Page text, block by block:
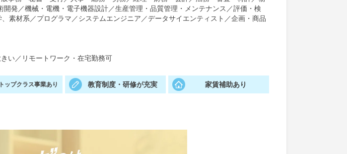
開発 ／機械・電機・電子機器設計／生産管理・品質管理・メンテナンス ／評価・検
、素材系 ／プログラマ ／システムエンジニア ／データサイエンティスト ／企画・商品
い／ リモートワーク・在宅勤務可
ップクラス事業あり 教育制度・研修が充実 家賃補助あり